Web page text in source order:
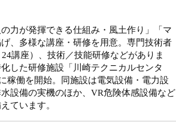
力が発揮できる仕組み・風土作り」「マ
、多様な講座・研修を用意。専門技術者
講座）、技術／技能研修などがありま
した研修施設「川崎テクニカルセンタ
稼働を開始。同施設は電気設備・電力設
設備の実機のほか、VR危険体感設備など
ています。